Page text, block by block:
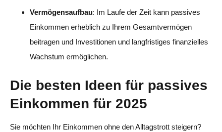
Vermögensaufbau: Im Laufe der Zeit kann passives
Einkommen erheblich zu Ihrem Gesamtvermögen
beitragen und Investitionen und langfristiges finanzielles
Wachstum ermöglichen.
Die besten Ideen für passives
Einkommen für 2025
Sie möchten Ihr Einkommen ohne den Alltagstrott steigern?